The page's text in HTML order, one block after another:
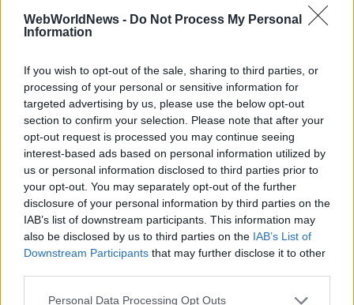
WebWorldNews - Do Not Process My Personal
Information
If you wish to opt-out of the sale, sharing to third parties, or
processing of your personal or sensitive information for
targeted advertising by us, please use the below opt-out
section to confirm your selection. Please note that after your
opt-out request is processed you may continue seeing
interest-based ads based on personal information utilized by
us or personal information disclosed to third parties prior to
your opt-out. You may separately opt-out of the further
disclosure of your personal information by third parties on the
IAB’s list of downstream participants. This information may
also be disclosed by us to third parties on the IAB’s List of
Downstream Participants that may further disclose it to other
Personal Data Processing Opt Outs